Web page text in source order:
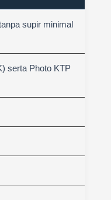
supir minimal
serta Photo KTP